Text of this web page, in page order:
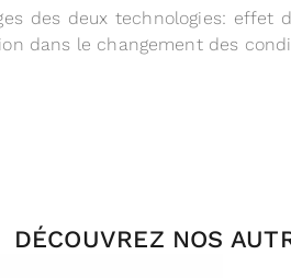
des deux technologies:
dans le changement des
DÉCOUVREZ NOS